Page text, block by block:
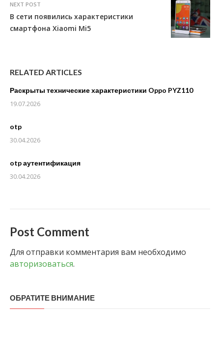
NEXT POST
В сети появились характеристики
смартфона Xiaomi Mi5
RELATED ARTICLES
Раскрыты технические характеристики Oppo PYZ110
19.07.2026
otp
30.04.2026
otp аутентификация
30.04.2026
Post Comment
Для отправки комментария вам необходимо
авторизоваться.
ОБРАТИТЕ ВНИМАНИЕ